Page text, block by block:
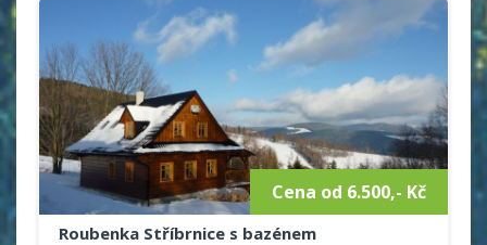
potravin. Po celodenním pobytu na čerstvém vzduchu
Vám nabízíme odpočinek a pobavení.
Cena od 6.500,- Kč
Roubenka Stříbrnice s bazénem